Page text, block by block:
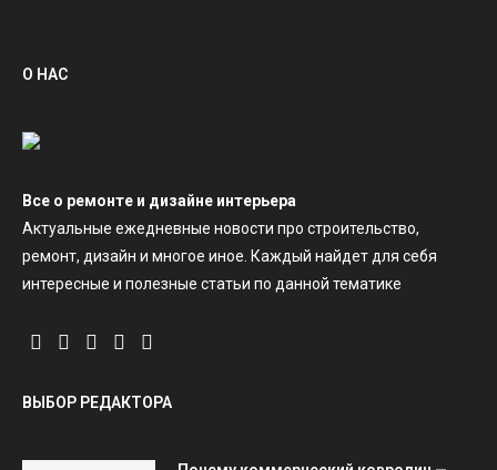
О НАС
Все о ремонте и дизайне интерьера
Актуальные ежедневные новости про строительство,
ремонт, дизайн и многое иное. Каждый найдет для себя
интересные и полезные статьи по данной тематике
ВЫБОР РЕДАКТОРА